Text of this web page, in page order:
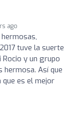
ago
tuve la suerte
Rocio y un grupo
hermosa. Así que
que es el mejor